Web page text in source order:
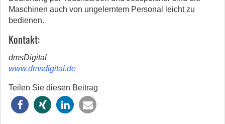
Maschinen auch von ungelerntem Personal leicht zu
bedienen.
Kontakt:
dmsDigital
www.dmsdigital.de
Teilen Sie diesen Beitrag